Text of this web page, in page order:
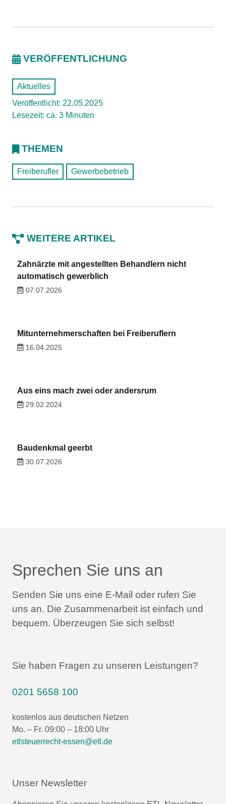
VERÖFFENTLICHUNG
Aktuelles
Veröffentlicht: 22.05.2025
Lesezeit: ca. 3 Minuten
THEMEN
Freiberufler Gewerbebetrieb
WEITERE ARTIKEL
Zahnärzte mit angestellten Behandlern nicht
automatisch gewerblich
07.07.2026
Mitunternehmerschaften bei Freiberuflern
16.04.2025
Aus eins mach zwei oder andersrum
29.02.2024
Baudenkmal geerbt
30.07.2026
Sprechen Sie uns an
Senden Sie uns eine E-Mail oder rufen Sie
uns an. Die Zusammenarbeit ist einfach und
bequem. Überzeugen Sie sich selbst!
Sie haben Fragen zu unseren Leistungen?
0201 5658 100
kostenlos aus deutschen Netzen
Mo. – Fr. 09:00 – 18:00 Uhr
etlsteuerrecht-essen@etl.de
Unser Newsletter